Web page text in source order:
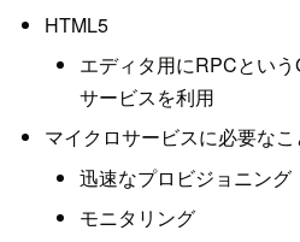
HTML5
エディタ用にRPCとい
サービスを利用
マイクロサービスに必要なこ
迅速なプロビジョニング
モニタリング